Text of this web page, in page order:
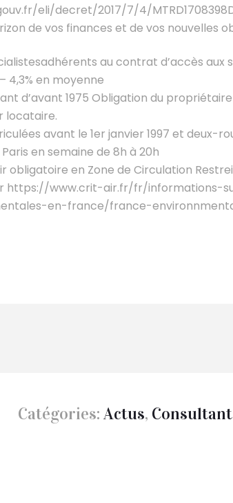
eli/decret/2017/7/4/
de vos finances et de vos nouvelles
au contrat d’accès aux
4,3% en moyenne
d’avant 1975 Obligation du
locataire.
avant le 1er janvier 1997 et deux-
en semaine de 8h à 20h
obligatoire en Zone de Circulation
https://www.crit-air.fr/fr/informations-
en-france/france-
Catégories: Actus,